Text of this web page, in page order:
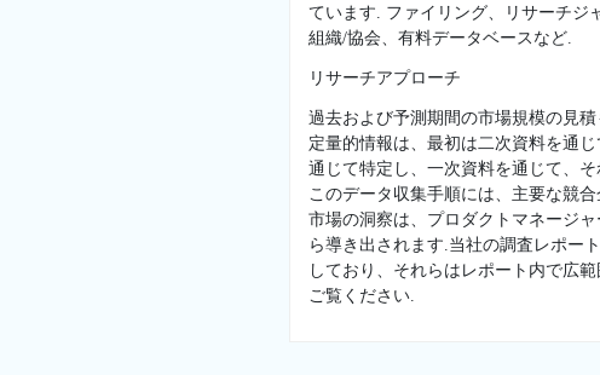
ています. ファイリング、リサーチジ
組織/協会、有料データベースなど.
リサーチアプローチ
過去および予測期間の市場規模の見
定量的情報は、最初は二次資料を通
通じて特定し、一次資料を通じて、
このデータ収集手順には、主要な競
市場の洞察は、プロダクトマネージ
ら導き出されます.当社の調査レポー
しており、それらはレポート内で広
ご覧ください.